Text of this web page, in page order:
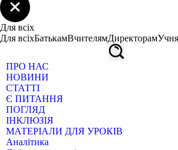
Для всіх
Для всіхБатькамВчителямДиректорам
ПРО НАС
НОВИНИ
СТАТТІ
Є ПИТАННЯ
ПОГЛЯД
ІНКЛЮЗІЯ
МАТЕРІАЛИ ДЛЯ УРОКІВ
Аналітика